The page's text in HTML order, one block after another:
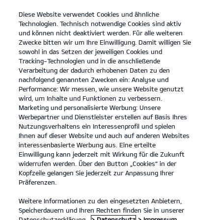
open
menu
KONTAKT
Technische Daten
... ... TECHNISCHE DATEN
Sportage
Sportage
Hybrid
Sportage Plug-
in Hybrid
Der Kia Sportage - Technische Daten
Abmessungen Sportage
Diese Website verwendet Cookies und ähnliche
Technologien. Technisch notwendige Cookies sind aktiv
und können nicht deaktiviert werden. Für alle weiteren
Zwecke bitten wir um Ihre Einwilligung. Damit willigen Sie
sowohl in das Setzen der jeweiligen Cookies und
Tracking-Technologien und in die anschließende
Verarbeitung der dadurch erhobenen Daten zu den
nachfolgend genannten Zwecken ein: Analyse und
Performance: Wir messen, wie unsere Website genutzt
wird, um Inhalte und Funktionen zu verbessern.
Marketing und personalisierte Werbung: Unsere
Werbepartner und Dienstleister erstellen auf Basis Ihres
Nutzungsverhaltens ein Interessenprofil und spielen
Ihnen auf dieser Website und auch auf anderen Websites
interessenbasierte Werbung aus. Eine erteilte
Einwilligung kann jederzeit mit Wirkung für die Zukunft
widerrufen werden. Über den Button „Cookies“ in der
Kopfzeile gelangen Sie jederzeit zur Anpassung Ihrer
Präferenzen.
Weitere Informationen zu den eingesetzten Anbietern,
Speicherdauern und Ihren Rechten finden Sie in unserer